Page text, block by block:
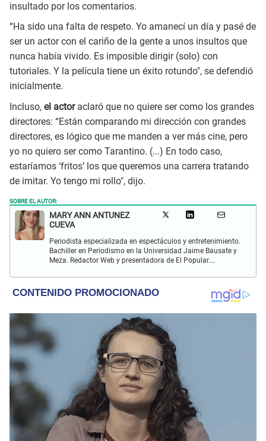
insultado por los comentarios.
“Ha sido una falta de respeto. Yo amanecí un día y pasé de
ser un actor con el cariño de la gente a unos insultos que
nunca había vivido. Es imposible dirigir (solo) con
tutoriales. Y la película tiene un éxito rotundo", se defendió
inicialmente.
Incluso, el actor aclaró que no quiere ser como los grandes
directores: “Están comparando mi dirección con grandes
directores, es lógico que me manden a ver más cine, pero
yo no quiero ser como Tarantino. (...) En todo caso,
estaríamos ‘fritos’ los que queremos una carrera tratando
de imitar. Yo tengo mi rollo", dijo.
SOBRE EL AUTOR:
MARY ANN ANTUNEZ
CUEVA
Periodista especializada en espectáculos y entretenimiento.
Bachiller en Periodismo en la Universidad Jaime Bausate y
Meza. Redactor Web y presentadora de El Popular.
y espectáculos internacional.